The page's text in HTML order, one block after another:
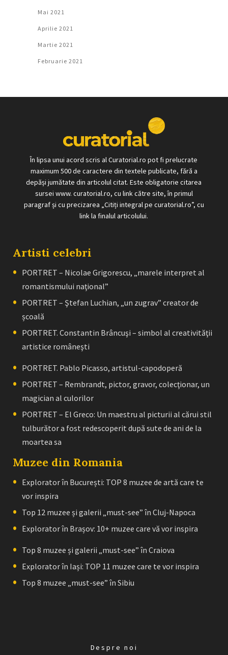
Mai 2021
Aprilie 2021
Martie 2021
Februarie 2021
În lipsa unui acord scris al Curatorial.ro pot fi prelucrate
maximum 500 de caractere din textele publicate, fără a
depăși jumătate din articolul citat. Este obligatorie citarea
sursei www. curatorial.ro, cu link către site, în primul
paragraf și cu precizarea „Citiți integral pe curatorial.ro”, cu
link la finalul articolului.
Artisti celebri
PORTRET – Nicolae Grigorescu, „marele interpret al
romantismului naţional”
PORTRET – Ştefan Luchian, „un zugrav” creator de
școală
PORTRET. Constantin Brâncuşi – simbol al creativităţii
artistice româneşti
PORTRET. Pablo Picasso, artistul-capodoperă
PORTRET – Rembrandt, pictor, gravor, colecţionar, un
magician al culorilor
PORTRET – El Greco: Un maestru al picturii al cărui stil
tulburător a fost redescoperit după sute de ani de la
moartea sa
Muzee din Romania
Explorator în București: TOP 8 muzee de artă care te
vor inspira
Top 12 muzee și galerii „must-see” în Cluj-Napoca
Explorator în Brașov: 10+ muzee care vă vor inspira
Top 8 muzee și galerii „must-see” în Craiova
Explorator în Iași: TOP 11 muzee care te vor inspira
Top 8 muzee „must-see” în Sibiu
Despre noi